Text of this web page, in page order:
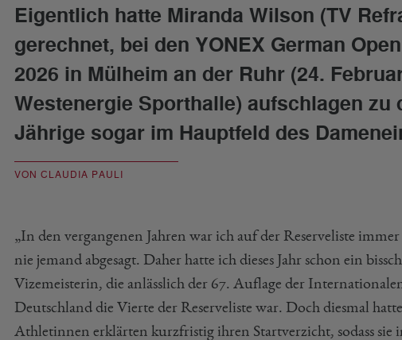
Eigentlich hatte Miranda Wilson (TV
gerechnet, bei den YONEX German
2026 in Mülheim an der Ruhr (24.
Westenergie Sporthalle) aufschlagen zu
Jährige sogar im Hauptfeld des
VON CLAUDIA PAULI
„In den vergangenen Jahren war ich auf der Reserveliste
nie jemand abgesagt. Daher hatte ich dieses Jahr schon ein
Vizemeisterin, die anlässlich der 67. Auflage der
Deutschland die Vierte der Reserveliste war. Doch diesmal hatte
Athletinnen erklärten kurzfristig ihren Startverzicht, sodass